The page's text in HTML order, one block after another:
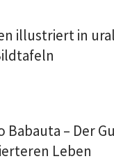
illustriert in
Babauta – Der
Leben